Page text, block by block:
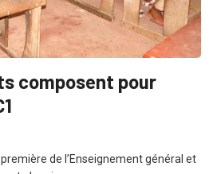
composent pour
première de l’Enseignement général et